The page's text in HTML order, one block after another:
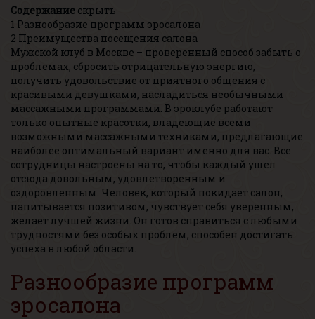
Содержание скрыть
1 Разнообразие программ эросалона
2 Преимущества посещения салона
Мужской клуб в Москве – проверенный способ забыть о
проблемах, сбросить отрицательную энергию,
получить удовольствие от приятного общения с
красивыми девушками, насладиться необычными
массажными программами. В эроклубе работают
только опытные красотки, владеющие всеми
возможными массажными техниками, предлагающие
наиболее оптимальный вариант именно для вас. Все
сотрудницы настроены на то, чтобы каждый ушел
отсюда довольным, удовлетворенным и
оздоровленным. Человек, который покидает салон,
напитывается позитивом, чувствует себя уверенным,
желает лучшей жизни. Он готов справиться с любыми
трудностями без особых проблем, способен достигать
успеха в любой области.
Разнообразие программ
эросалона